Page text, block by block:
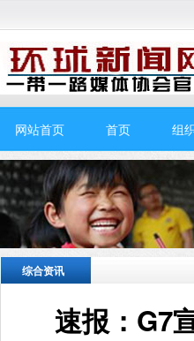
网站首页 首页 组
综合资讯
速报：G7